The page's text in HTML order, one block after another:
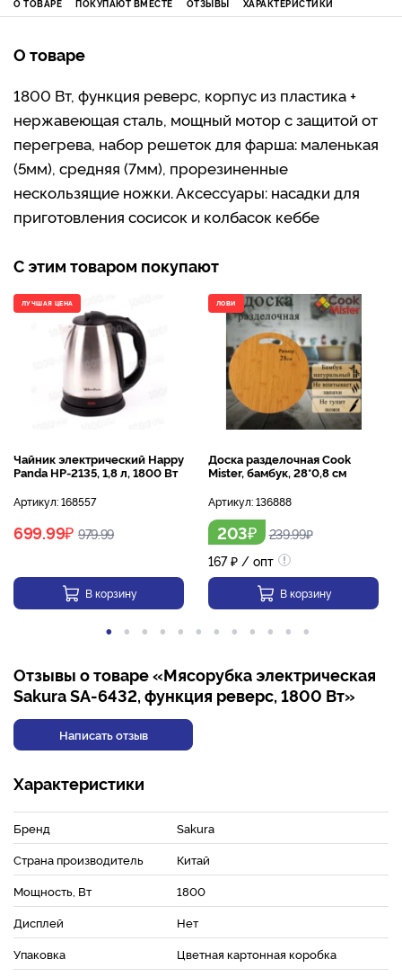
О ТОВАРЕ ПОКУПАЮТ ВМЕСТЕ ОТЗЫВЫ ХАРАКТЕРИСТИКИ
О товаре
1800 Вт, функция реверс, корпус из пластика +
нержавеющая сталь, мощный мотор с защитой от
перегрева, набор решеток для фарша: маленькая
(5мм), средняя (7мм), прорезиненные
нескользящие ножки. Аксессуары: насадки для
приготовления сосисок и колбасок кеббе
С этим товаром покупают
ЛУЧШАЯ ЦЕНА
Чайник электрический Happy
Panda HP-2135, 1,8 л, 1800 Вт
Артикул:168557
699.99₽ 979.99
В корзину
ЛОВИ
Доска разделочная Cook
Mister, бамбук, 28*0,8 см
Артикул:136888
203₽ 239.99₽
167₽ / опт
В корзину
Отзывы о товаре «Мясорубка электрическая
Sakura SA-6432, функция реверс, 1800 Вт»
Написать отзыв
Характеристики
Бренд
Sakura
Страна производитель
Китай
Мощность, Вт
1800
Дисплей
Нет
Упаковка
Цветная картонная коробка